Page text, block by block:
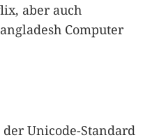
aber auch
Computer
Unicode-Standard